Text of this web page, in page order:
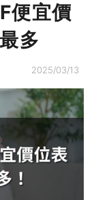
便宜價
多
2025/03/13